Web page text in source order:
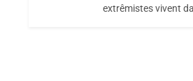
Maroc :
extrêmistes vivent